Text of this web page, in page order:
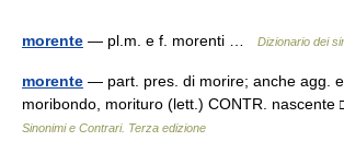
morente — pl.m. e f. morenti … Dizionario dei
morente — part. pres. di morire; anche agg. e
moribondo, morituro (lett.) CONTR.
Sinonimi e Contrari. Terza edizione